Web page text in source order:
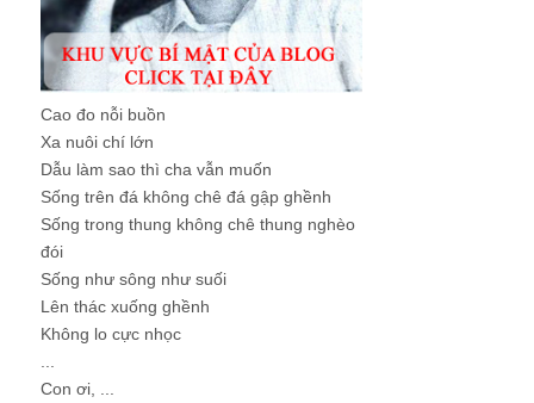
Cao đo nỗi buồn
Xa nuôi chí lớn
Dẫu làm sao thì cha vẫn muốn
Sống trên đá không chê đá gập ghềnh
Sống trong thung không chê thung nghèo
đói
Sống như sông như suối
Lên thác xuống ghềnh
Không lo cực nhọc
Con ơi, ...